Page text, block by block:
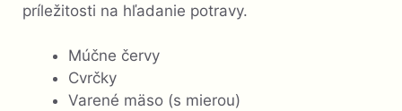
príležitosti na hľadanie potravy.
Múčne červy
Cvrčky
Varené mäso (s mierou)